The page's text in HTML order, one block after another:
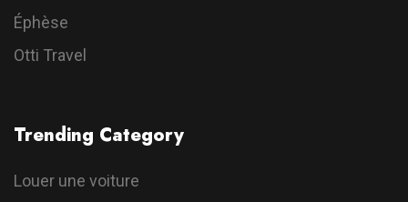
Éphèse
Otti Travel
Trending Category
Louer une voiture